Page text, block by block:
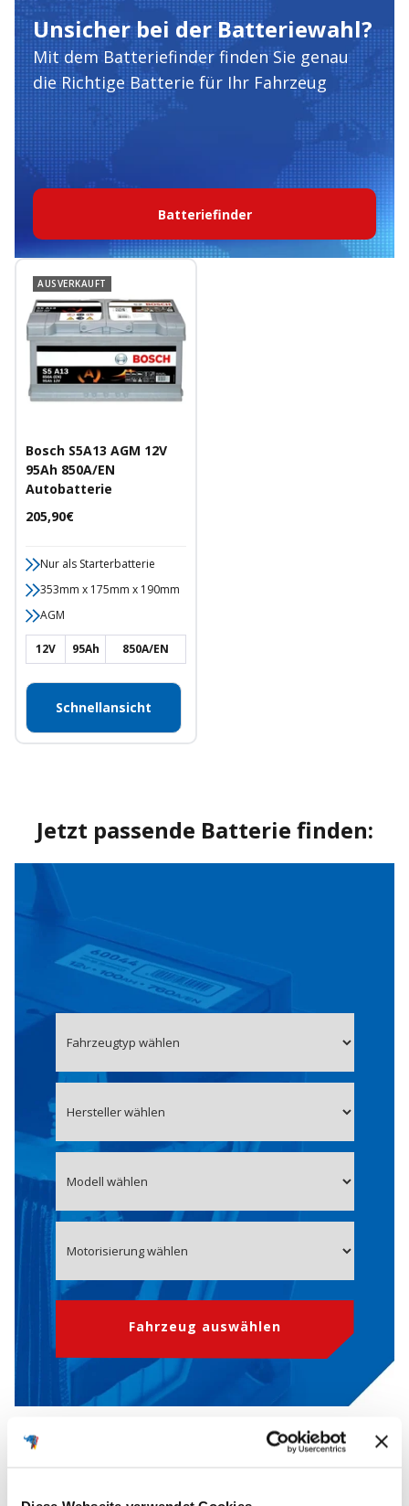
Unsicher bei der Batteriewahl?
Mit dem Batteriefinder finden Sie genau
die Richtige Batterie für Ihr Fahrzeug
Batteriefinder
AUSVERKAUFT
Bosch S5A13 AGM 12V
95Ah 850A/EN
Autobatterie
Angebotspreis
205,90€
Nur als Starterbatterie
353mm x 175mm x 190mm
AGM
12V 95Ah 850A/EN
Schnellansicht
Jetzt passende Batterie finden:
Fahrzeug auswählen
OE-Nummer 5GM915105T